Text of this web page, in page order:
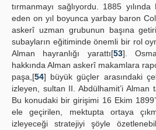
tırmanmayı sağlıyordu. 1885
eden on yıl boyunca yarbay baron
askerî uzman grubunun başına
subayların eğitiminde önemli bir rol
Alman hayranlığı yarattı[53].
hakkında Alman askerî makamlara
paşa,[54] büyük güçler arasındaki
izleyen, sultan II. Abdülhamit’i Alman
Bu konudaki bir girişimi 16 Ekim
ele geçirilen, mektupta ortaya
izleyeceği stratejiyi şöyle